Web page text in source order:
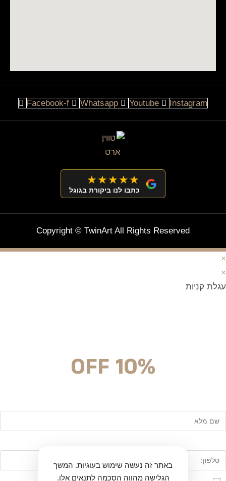
Facebook-f Whatsapp Youtube Instagram
★★★★★
כתבו לנו ביקורת בגוגל
Copyright © TwinArt All Rights Reserved
באתר זה נעשה שימוש בעוגיות. המשך
הגלישה מהווה הסכמה לתנאים אלו.
×
×
עגלת קניות
10% OFF